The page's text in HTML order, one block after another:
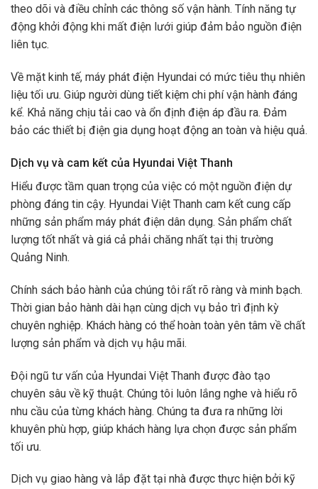
theo dõi và điều chỉnh các thông số vận hành. Tính năng tự
động khởi động khi mất điện lưới giúp đảm bảo nguồn điện
liên tục.
Về mặt kinh tế, máy phát điện Hyundai có mức tiêu thụ nhiên
liệu tối ưu. Giúp người dùng tiết kiệm chi phí vận hành đáng
kể. Khả năng chịu tải cao và ổn định điện áp đầu ra. Đảm
bảo các thiết bị điện gia dụng hoạt động an toàn và hiệu quả.
Dịch vụ và cam kết của Hyundai Việt Thanh
Hiểu được tầm quan trọng của việc có một nguồn điện dự
phòng đáng tin cậy. Hyundai Việt Thanh cam kết cung cấp
những sản phẩm máy phát điện dân dụng. Sản phẩm chất
lượng tốt nhất và giá cả phải chăng nhất tại thị trường
Quảng Ninh.
Chính sách bảo hành của chúng tôi rất rõ ràng và minh bạch.
Thời gian bảo hành dài hạn cùng dịch vụ bảo trì định kỳ
chuyên nghiệp. Khách hàng có thể hoàn toàn yên tâm về chất
lượng sản phẩm và dịch vụ hậu mãi.
Đội ngũ tư vấn của Hyundai Việt Thanh được đào tạo
chuyên sâu về kỹ thuật. Chúng tôi luôn lắng nghe và hiểu rõ
nhu cầu của từng khách hàng. Chúng ta đưa ra những lời
khuyên phù hợp, giúp khách hàng lựa chọn được sản phẩm
tối ưu.
Dịch vụ giao hàng và lắp đặt tại nhà được thực hiện bởi kỹ